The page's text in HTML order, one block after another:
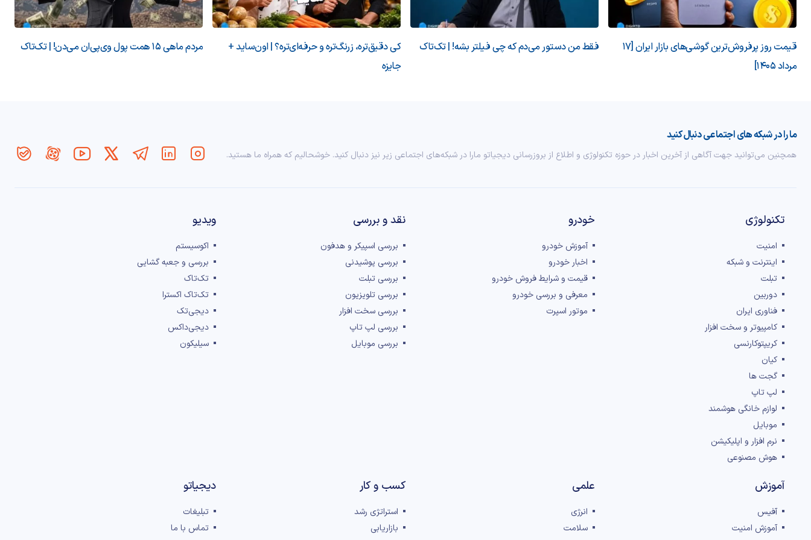
قیمت روز پرفروش‌ترین گوشی‌های بازار ایران [17
مرداد 1405]
فقط من دستور می‌دم که چی فیلتر بشه! | تک‌تاک
کی دقیق‌تره، زرنگ‌تره و حرفه‌ای‌تره؟ | اون‌ساید +
جایزه
مردم ماهی ۱۵ همت پول وی‌پی‌ان می‌دن! | تک‌تاک
ما را در شبکه های اجتماعی دنبال کنید
همچنین می‌توانید جهت آگاهی از آخرین اخبار در حوزه تکنولوژی و اطلاع از بروزرسانی دیجیاتو مارا در شبکه‌های اجتماعی زیر نیز دنبال کنید. خوشحالیم که همراه ما هستید.
تکنولوژی
امنیت
اینترنت و شبکه
تبلت
دوربین
فناوری ایران
کامپیوتر و سخت افزار
کریپتوکارنسی
کیان
گجت ها
لپ تاپ
لوازم خانگی هوشمند
موبایل
نرم افزار و اپلیکیشن
هوش مصنوعی
خودرو
آموزش خودرو
اخبار خودرو
قیمت و شرایط فروش خودرو
معرفی و بررسی خودرو
موتور اسپرت
نقد و بررسی‌
بررسی اسپیکر و هدفون
بررسی پوشیدنی
بررسی تبلت
بررسی تلویزیون
بررسی سخت افزار
بررسی لپ تاپ
بررسی موبایل
ویدیو
اکوسیستم
بررسی و جعبه گشایی
تک‌تاک
تک‌تاک اکسترا
دیجی‌تک
دیجی‌داکس
سیلیکون
آموزش
آفیس
آموزش امنیت
علمی
انرژی
سلامت
کسب و کار
استراتژی رشد
بازاریابی
دیجیاتو
تبلیغات
تماس با ما